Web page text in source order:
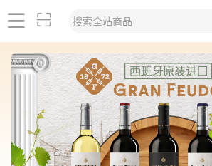
搜索全站商品